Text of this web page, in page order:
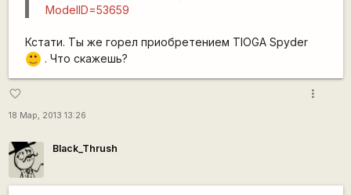
ModelID=53659
Кстати. Ты же горел приобретением TIOGA Spyder
:)
. Что скажешь?
favorite_border
18 Мар, 2013 13:26
more_vert
Black_Thrush